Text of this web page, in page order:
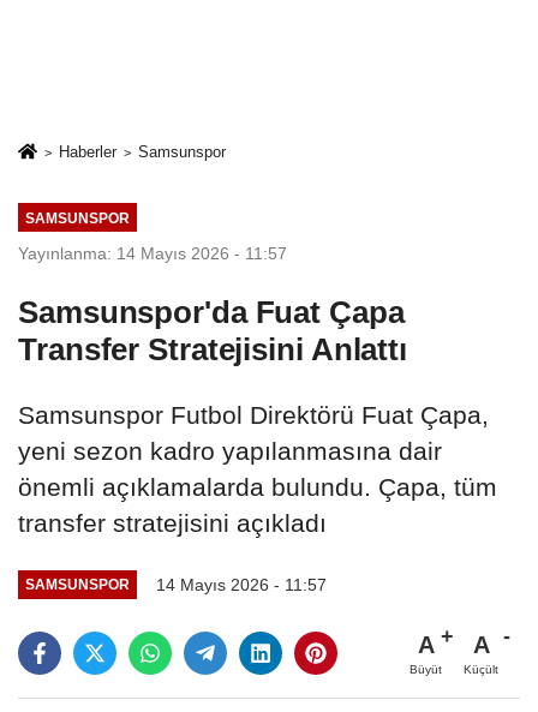
Haberler Samsunspor
SAMSUNSPOR
Yayınlanma: 14 Mayıs 2026 - 11:57
Samsunspor'da Fuat Çapa
Transfer Stratejisini Anlattı
Samsunspor Futbol Direktörü Fuat Çapa,
yeni sezon kadro yapılanmasına dair
önemli açıklamalarda bulundu. Çapa, tüm
transfer stratejisini açıkladı
SAMSUNSPOR 14 Mayıs 2026 - 11:57
A
Büyüt
A
Küçült